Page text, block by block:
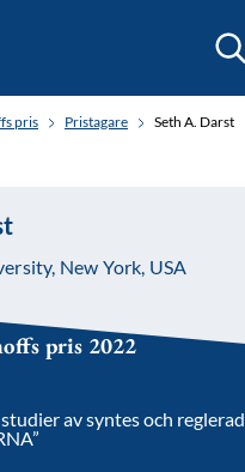
Sök
pris Pristagare Seth A. Darst
New York, USA
pris 2022
av syntes och reglerad